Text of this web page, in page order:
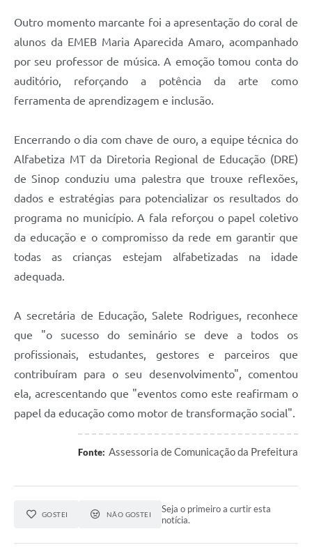
Outro momento marcante foi a apresentação do coral de
alunos da EMEB Maria Aparecida Amaro, acompanhado
por seu professor de música. A emoção tomou conta do
auditório, reforçando a potência da arte como
ferramenta de aprendizagem e inclusão.
Encerrando o dia com chave de ouro, a equipe técnica do
Alfabetiza MT da Diretoria Regional de Educação (DRE)
de Sinop conduziu uma palestra que trouxe reflexões,
dados e estratégias para potencializar os resultados do
programa no município. A fala reforçou o papel coletivo
da educação e o compromisso da rede em garantir que
todas as crianças estejam alfabetizadas na idade
adequada.
A secretária de Educação, Salete Rodrigues, reconhece
que "o sucesso do seminário se deve a todos os
profissionais, estudantes, gestores e parceiros que
contribuíram para o seu desenvolvimento", comentou
ela, acrescentando que "eventos como este reafirmam o
papel da educação como motor de transformação social".
Fonte: Assessoria de Comunicação da Prefeitura
GOSTEI NÃO GOSTEI
Seja o primeiro a curtir esta
notícia.